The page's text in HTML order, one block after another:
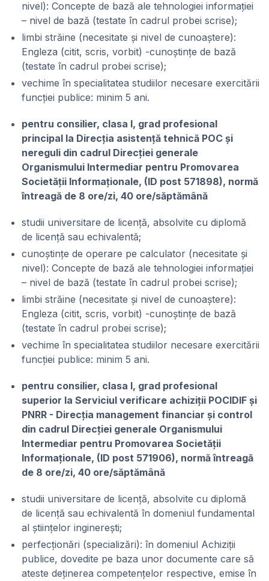
nivel): Concepte de bază ale tehnologiei informației
– nivel de bază (testate în cadrul probei scrise);
limbi străine (necesitate și nivel de cunoaștere):
Engleza (citit, scris, vorbit) -cunoștințe de bază
(testate în cadrul probei scrise);
vechime în specialitatea studiilor necesare exercitării
funcției publice: minim 5 ani.
pentru consilier, clasa I, grad profesional
principal la Direcția asistență tehnică POC și
nereguli din cadrul Direcției generale
Organismului Intermediar pentru Promovarea
Societății Informaționale, (ID post 571898), normă
întreagă de 8 ore/zi, 40 ore/săptămână
studii universitare de licență, absolvite cu diplomă
de licență sau echivalentă;
cunoștințe de operare pe calculator (necesitate și
nivel): Concepte de bază ale tehnologiei informației
– nivel de bază (testate în cadrul probei scrise);
limbi străine (necesitate și nivel de cunoaștere):
Engleza (citit, scris, vorbit) -cunoștințe de bază
(testate în cadrul probei scrise);
vechime în specialitatea studiilor necesare exercitării
funcției publice: minim 5 ani.
pentru consilier, clasa I, grad profesional
superior la Serviciul verificare achiziții POCIDIF și
PNRR - Direcția management financiar și control
din cadrul Direcției generale Organismului
Intermediar pentru Promovarea Societății
Informaționale, (ID post 571906), normă întreagă
de 8 ore/zi, 40 ore/săptămână
studii universitare de licență, absolvite cu diplomă
de licență sau echivalentă în domeniul fundamental
al științelor inginerești;
perfecționări (specializări): în domeniul Achiziții
publice, dovedite pe baza unor documente care să
ateste deținerea competențelor respective, emise în